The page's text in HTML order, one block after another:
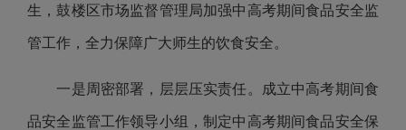
生，鼓楼区市场监督管理局加强中高考期间食品安全监
管工作，全力保障广大师生的饮食安全。
一是周密部署，层层压实责任。成立中高考期间食
品安全监管工作领导小组，制定中高考期间食品安全保